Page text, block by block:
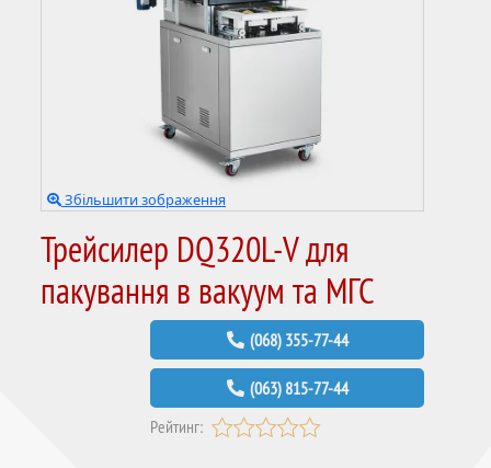
Збільшити зображення
Трейсилер DQ320L-V для
пакування в вакуум та МГС
(068) 355-77-44
(063) 815-77-44
Рейтинг: